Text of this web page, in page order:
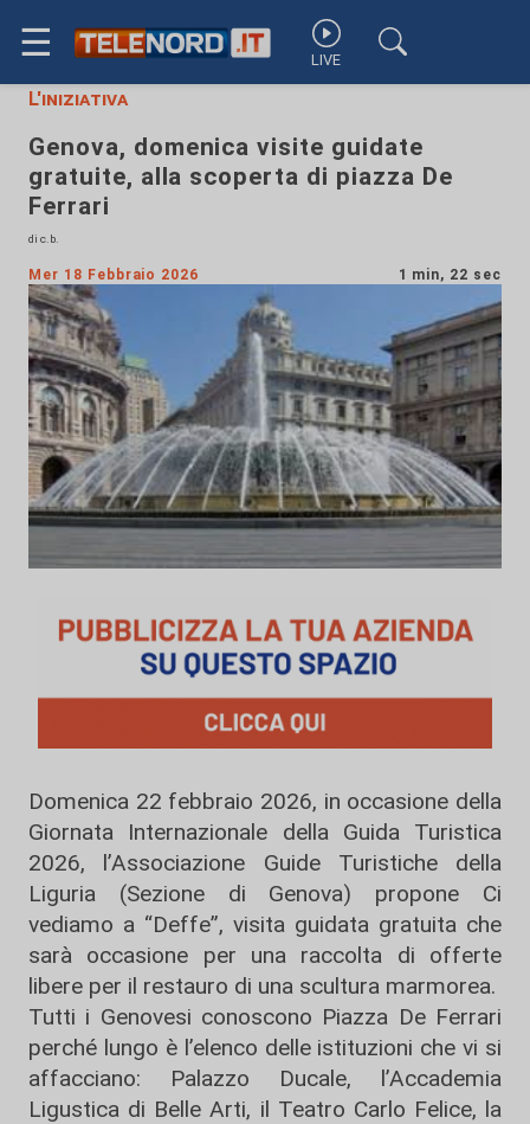
☰ LIVE
L'iniziativa
Genova, domenica visite guidate
gratuite, alla scoperta di piazza De
Ferrari
di c.b.
Mer 18 Febbraio 2026 1 min, 22 sec
Domenica 22 febbraio 2026, in occasione della
Giornata Internazionale della Guida Turistica
2026, l’Associazione Guide Turistiche della
Liguria (Sezione di Genova) propone Ci
vediamo a “Deffe”, visita guidata gratuita che
sarà occasione per una raccolta di offerte
libere per il restauro di una scultura marmorea.
Tutti i Genovesi conoscono Piazza De Ferrari
perché lungo è l’elenco delle istituzioni che vi si
affacciano: Palazzo Ducale, l’Accademia
Ligustica di Belle Arti, il Teatro Carlo Felice, la